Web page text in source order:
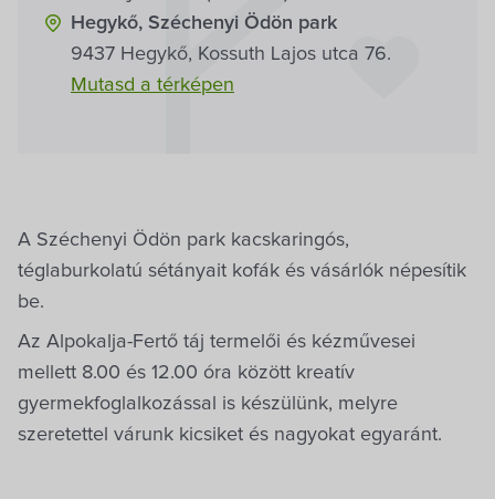
A Széchenyi Ödön park kacskaringós,
téglaburkolatú sétányait kofák és vásárlók népesítik
be.
Az Alpokalja-Fertő táj termelői és kézművesei
mellett 8.00 és 12.00 óra között kreatív
gyermekfoglalkozással is készülünk, melyre
szeretettel várunk kicsiket és nagyokat egyaránt.
Hegykő, Széchenyi Ödön park
9437 Hegykő, Kossuth Lajos utca 76.
Mutasd a térképen